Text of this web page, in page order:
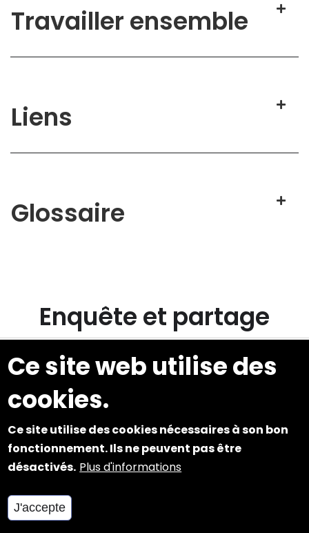
Ce site web utilise des
cookies.
Ce site utilise des cookies nécessaires à son bon
fonctionnement. Ils ne peuvent pas être
désactivés. Plus d'informations
J'accepte
Travailler ensemble
Liens
Glossaire
Enquête et partage
Enquête
Enquête de
satisfaction
d'audience
Partage
Envoyer par